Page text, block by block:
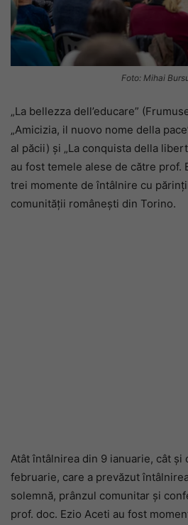
Foto: Mihai
„La bellezza dell’educare”
„Amicizia, il nuovo nome della
al păcii) și „La conquista della
au fost temele alese de către prof.
trei momente de întâlnire cu
comunității românești din Torino.
Atât întâlnirea din 9 ianuarie, cât și
februarie, care a prevăzut
solemnă, prânzul comunitar și
prof. doc. Ezio Aceti au fost